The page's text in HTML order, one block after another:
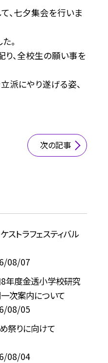
、七夕集会を行いま
。
り、全校生の願い事を
派にやり遂げる姿、
次の記事
ストラフェスティバル
08/07
年度金透小学校研究
次案内について
08/05
祭りに向けて
08/04